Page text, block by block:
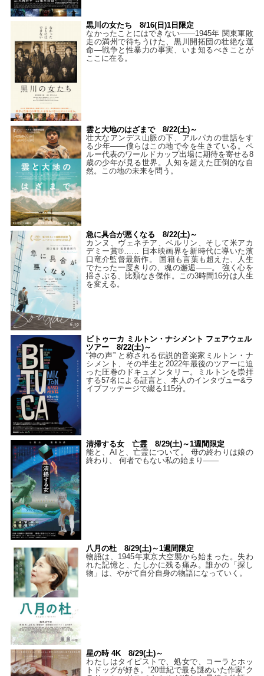
黒川の女たち 8/16(日)1日限定
なかったことにはできない——1945年 関東軍敗
走の満州で待ちうけた、黒川開拓団の壮絶な運
命―戦争と性暴力の事実、いま知るべきことが
ここに在る。
雲と大地のはざまで 8/22(土)～
壮大なアンデス山脈の下、アルパカの世話をす
る少年――僕らはこの地で今を生きている。ペ
ルー代表のワールドカップ出場に期待を寄せる8
歳の少年が見る世界。人知を超えた圧倒的な自
然。この地の未来を問う。
急に具合が悪くなる 8/22(土)～
カンヌ、ヴェネチア、ベルリン、そして米アカ
デミー賞®…… 日本映画界を新時代に導いた濱
口竜介監督最新作。 国籍も言葉も超えた、人生
でたった一度きりの、魂の邂逅――。 強く心を
揺さぶる、比類なき傑作。この3時間16分は人生
を変える。
ビトゥーカ ミルトン・ナシメント フェアウェル
ツアー 8/22(土)～
“神の声” と称される伝説的音楽家ミルトン・ナ
シメント、その半生と2022年最後のツアーに迫
った圧巻のドキュメンタリー。ミルトンを崇拝
する57名による証言と、本人のインタヴュー&ラ
イブフッテージで綴る115分。
清掃する女 亡霊 8/29(土)～1週間限定
能と、AIと、亡霊について。 母の終わりは娘の
終わり、 何者でもない私の始まり――
八月の杜 8/29(土)～1週間限定
物語は、1945年東京大空襲から始まった。失わ
れた記憶と、たしかに残る痛み。誰かの「探し
物」は、やがて自分自身の物語になっていく。
星の時 4K 8/29(土)～
わたしはタイピストで、処⼥で、コーラとホッ
トドッグが好き。“20世紀で最も謎めいた作家”ク